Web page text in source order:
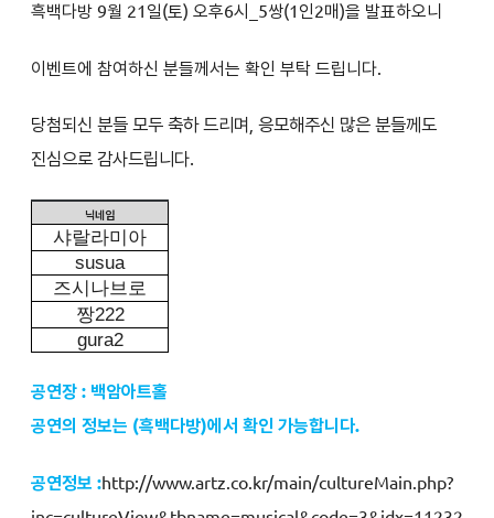
흑백다방 9월 21일(토) 오후6시 _5쌍(1인2매)을 발표하오니
이벤트에 참여하신 분들께서는 확인 부탁 드립니다.
당첨되신 분들 모두 축하 드리며, 응모해주신 많은 분들께도
진심으로 감사드립니다.
닉네임
샤랄라미아
susua
즈시나브로
짱222
gura2
공연장 : 백암아트홀
공연의 정보는 (흑백다방)에서 확인 가능합니다.
공연정보 :http://www.artz.co.kr/main/cultureMain.php?